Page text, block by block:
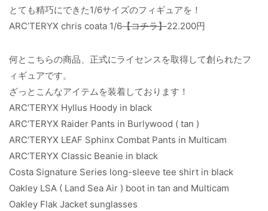
とても精巧にできた1/6サイズのフィギュアを！
ARC’TERYX chris coata 1/6【コチラ】22.200円
何とこちらの商品、正式にライセンスを取得して創られたフ
ィギュアです。
ざっとこんなアイテムを装着しております！
ARC’TERYX Hyllus Hoody in black
ARC’TERYX Raider Pants in Burlywood ( tan )
ARC’TERYX LEAF Sphinx Combat Pants in Multicam
ARC’TERYX Classic Beanie in black
Costa Signature Series long-sleeve tee shirt in black
Oakley LSA ( Land Sea Air ) boot in tan and Multicam
Oakley Flak Jacket sunglasses